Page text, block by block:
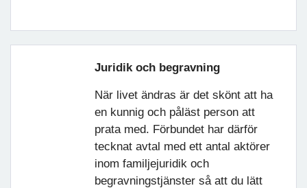
Juridik och begravning
När livet ändras är det skönt att ha
en kunnig och påläst person att
prata med. Förbundet har därför
tecknat avtal med ett antal aktörer
inom familjejuridik och
begravningstjänster så att du lätt